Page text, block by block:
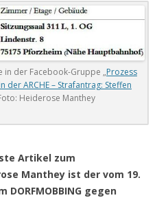
in der Facebook-Gruppe „Prozess
der ARCHE – Strafantrag: Steffen
Heiderose Manthey
Artikel zum
Manthey ist der vom 19.
DORFMOBBING gegen